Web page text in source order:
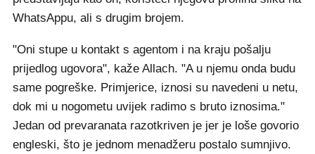
WhatsAppu, ali s drugim brojem.
"Oni stupe u kontakt s agentom i na kraju pošalju
prijedlog ugovora", kaže Allach. "A u njemu onda budu
same pogreške. Primjerice, iznosi su navedeni u netu,
dok mi u nogometu uvijek radimo s bruto iznosima."
Jedan od prevaranata razotkriven je jer je loše govorio
engleski, što je jednom menadžeru postalo sumnjivo.